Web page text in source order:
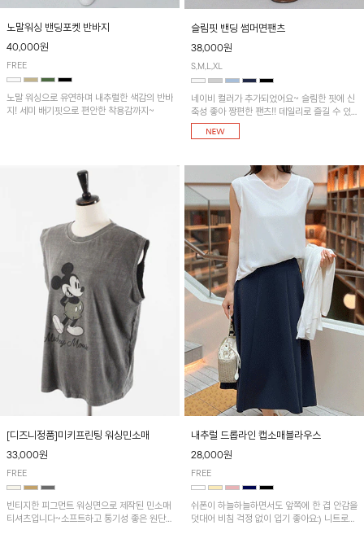
노말워싱 밴딩포켓 반바지
40,000원
FREE
노말 워싱으로 유연하며 내추럴한 색감의 반바
지! 세미 배기핏으로 편안한 착용감까지~
슬림핏 밴딩 썸머면팬츠
38,000원
S,M,L,XL
네이비 컬러가 추가되었어요~ 슬림한 핏에 신
축성 좋아 짱편한 팬츠!! 데일리로 즐길 수 있
는 기본 컬러들로 준비했어요~
[디즈니정품]미키프린팅 워싱민소매
33,000원
FREE
빈티지한 피그먼트 워싱면으로 제작된 민소매
티셔츠입니다~소프트하고 통기성 좋은 원단
내추럴 드롭라인 캡소매블라우스
28,000원
FREE
쉬폰이 하늘하늘하면서도 앞쪽에 한 겹 안감을
덧대어 비침 걱정 없이 입기 좋아요:) 니트로